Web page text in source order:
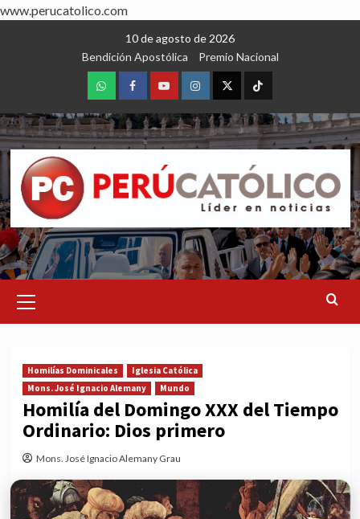
www.perucatolico.com
10 de agosto de 2026
Bendición Apostólica
Premio Nacional
WhatsAppFacebookYoutubeInstagram
X TikTok
Menu
Homilías Dominicales
Iglesia Católica
Mons. José Ignacio Alemany
Mundo
Homilía del Domingo XXX del Tiempo
Ordinario: Dios primero
Mons. José Ignacio Alemany Grau